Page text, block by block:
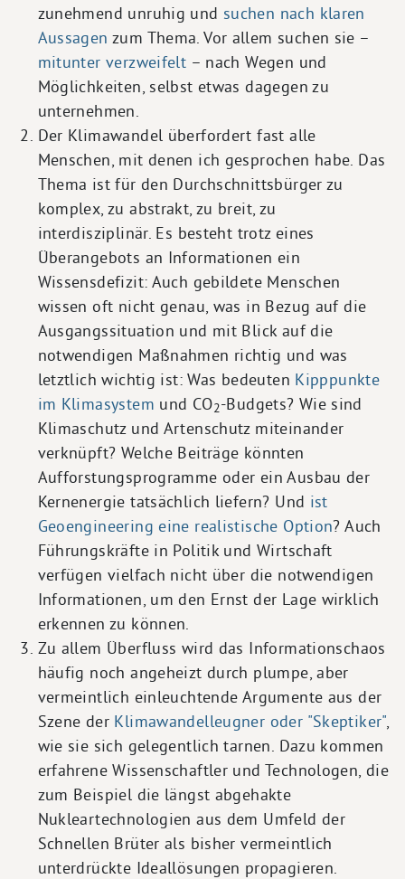
zunehmend unruhig und suchen nach klaren
Aussagen zum Thema. Vor allem suchen sie –
mitunter verzweifelt – nach Wegen und
Möglichkeiten, selbst etwas dagegen zu
unternehmen.
Der Klimawandel überfordert fast alle
Menschen, mit denen ich gesprochen habe. Das
Thema ist für den Durchschnittsbürger zu
komplex, zu abstrakt, zu breit, zu
interdisziplinär. Es besteht trotz eines
Überangebots an Informationen ein
Wissensdefizit: Auch gebildete Menschen
wissen oft nicht genau, was in Bezug auf die
Ausgangssituation und mit Blick auf die
notwendigen Maßnahmen richtig und was
letztlich wichtig ist: Was bedeuten Kipppunkte
im Klimasystem und CO2-Budgets? Wie sind
Klimaschutz und Artenschutz miteinander
verknüpft? Welche Beiträge könnten
Aufforstungsprogramme oder ein Ausbau der
Kernenergie tatsächlich liefern? Und ist
Geoengineering eine realistische Option? Auch
Führungskräfte in Politik und Wirtschaft
verfügen vielfach nicht über die notwendigen
Informationen, um den Ernst der Lage wirklich
erkennen zu können.
Zu allem Überfluss wird das Informationschaos
häufig noch angeheizt durch plumpe, aber
vermeintlich einleuchtende Argumente aus der
Szene der Klimawandelleugner oder "Skeptiker",
wie sie sich gelegentlich tarnen. Dazu kommen
erfahrene Wissenschaftler und Technologen, die
zum Beispiel die längst abgehakte
Nukleartechnologien aus dem Umfeld der
Schnellen Brüter als bisher vermeintlich
unterdrückte Ideallösungen propagieren.